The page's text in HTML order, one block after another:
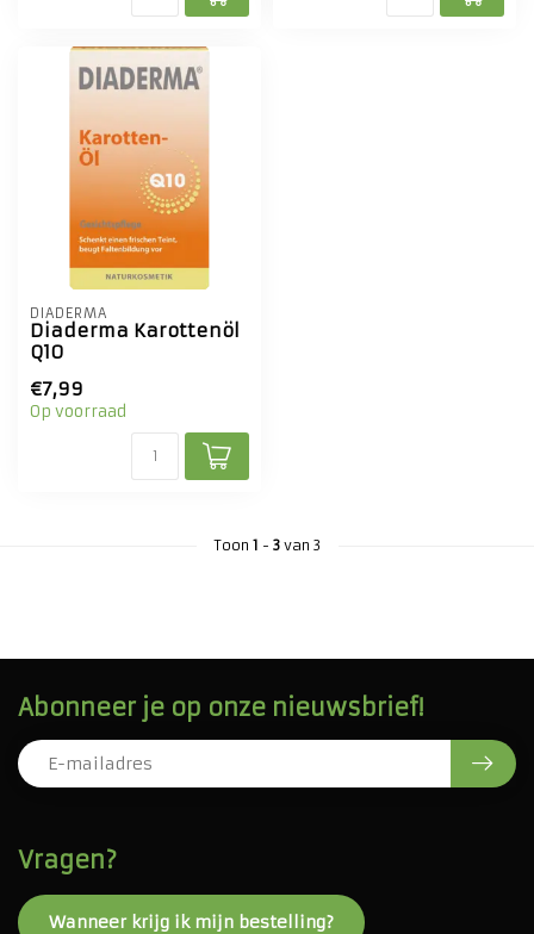
DIADERMA
Diaderma Karottenöl
Q10
€7,99
Op voorraad
Toon 1 - 3van 3
Vragen?
Wanneer krijg ik mijn bestelling?
Abonneer je op onze nieuwsbrief!